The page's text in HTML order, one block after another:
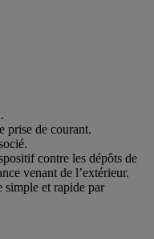
prise de courant.
contre les dépôts de
venant de l’extérieur.
simple et rapide par